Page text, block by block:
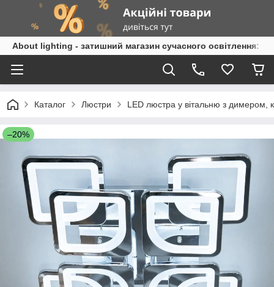
About lighting - затишний магазин сучасного освітлення:
Каталог Люстри LED люстра у вітальню з димером,
–20%